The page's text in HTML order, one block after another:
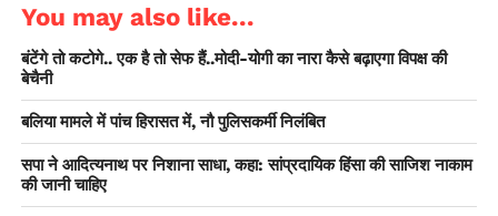
विभाग ने मिलाया हाथ
इस पर प्रतिक्रिया देते हुए राज ठाकरे ने कहा, ‘‘अगर योगी आदित्यनाथ इस
लेनी होगी तो उन्हें भी यहां काम करने के लिए महाराष्ट्र सरकार से अनुमति
लेनी होगी।’’ उन्होंने एक बयान में कहा, ‘‘महाराष्ट्र सरकार को इस तरह की
बातों को गंभीरता से लेना चाहिए। कोई भी कर्मी जो यहां काम करने के लिए
आएंगे उन्हें सरकार के साथ-साथ स्थानीय प्रशासन के पास भी पंजीकरण
You may also like...
बंटेंगे तो कटोगे.. एक है तो सेफ हैं..मोदी-योगी का नारा कैसे बढ़ाएगा विपक्ष की
बेचैनी
बलिया मामले में पांच हिरासत में, नौ पुलिसकर्मी निलंबित
सपा ने आदित्यनाथ पर निशाना साधा, कहा: सांप्रदायिक हिंसा की साजिश नाकाम
की जानी चाहिए